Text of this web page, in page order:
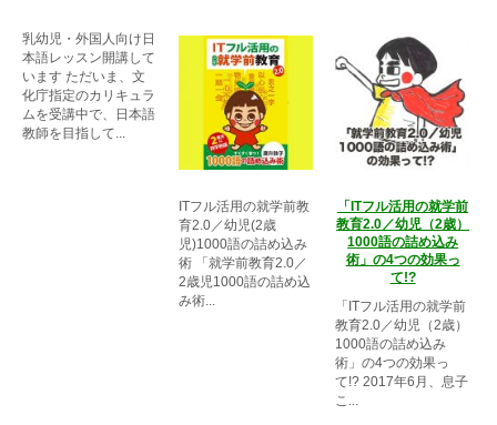
乳幼児・外国人向け日
本語レッスン開講して
います ただいま、文
化庁指定のカリキュラ
ムを受講中で、日本語
教師を目指して...
ITフル活用の就学前教
育2.0／幼児(2歳
児)1000語の詰め込み
術 「就学前教育2.0／
2歳児1000語の詰め込
み術...
「ITフル活用の就学前
教育2.0／幼児（2歳）
1000語の詰め込み
術」の4つの効果っ
て!?
「ITフル活用の就学前
教育2.0／幼児（2歳）
1000語の詰め込み
術」の4つの効果っ
て!? 2017年6月、息子
こ...